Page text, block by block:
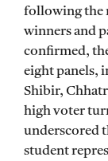
following the
winners and
confirmed,
eight panels,
Shibir,
high voter
underscored
student